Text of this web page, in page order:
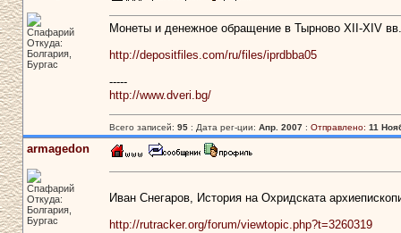
Спафарий
Откуда:
Болгария,
Бургас
Монеты и денежное обращение в Тырново XII-XIV вв.
http://depositfiles.com/ru/files/iprdbba05
-----
http://www.dveri.bg/
Всего записей: 95: Дата рег-ции: Апр. 2007: Отправлено: 11
armagedon
Спафарий
Откуда:
Болгария,
Бургас
Иван Снегаров, История на Охридската
http://rutracker.org/forum/viewtopic.php?t=3260319